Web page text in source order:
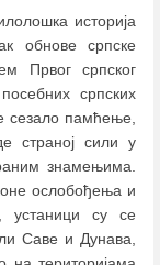
историја
обнове српске
Првог српског
српских
сезало памћење,
страној сили у
знамењима.
ослобођења и
устаници су се
Саве и Дунава,